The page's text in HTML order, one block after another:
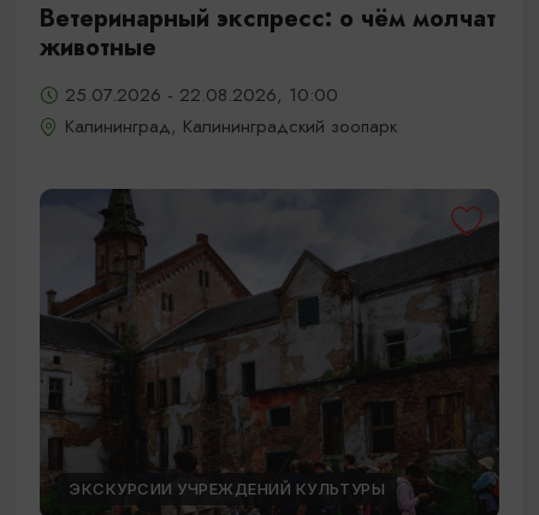
Ветеринарный экспресс: о чём молчат
животные
25.07.2026 - 22.08.2026, 10:00
Калининград, Калининградский зоопарк
ЭКСКУРСИИ УЧРЕЖДЕНИЙ КУЛЬТУРЫ